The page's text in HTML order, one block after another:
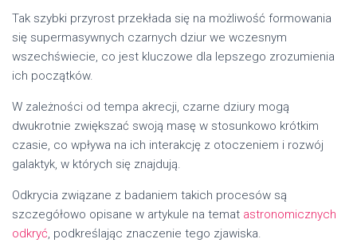
Tak szybki przyrost przekłada się na możliwość formowania
się supermasywnych czarnych dziur we wczesnym
wszechświecie, co jest kluczowe dla lepszego zrozumienia
ich początków.
W zależności od tempa akrecji, czarne dziury mogą
dwukrotnie zwiększać swoją masę w stosunkowo krótkim
czasie, co wpływa na ich interakcję z otoczeniem i rozwój
galaktyk, w których się znajdują.
Odkrycia związane z badaniem takich procesów są
szczegółowo opisane w artykule na temat astronomicznych
odkryć, podkreślając znaczenie tego zjawiska.